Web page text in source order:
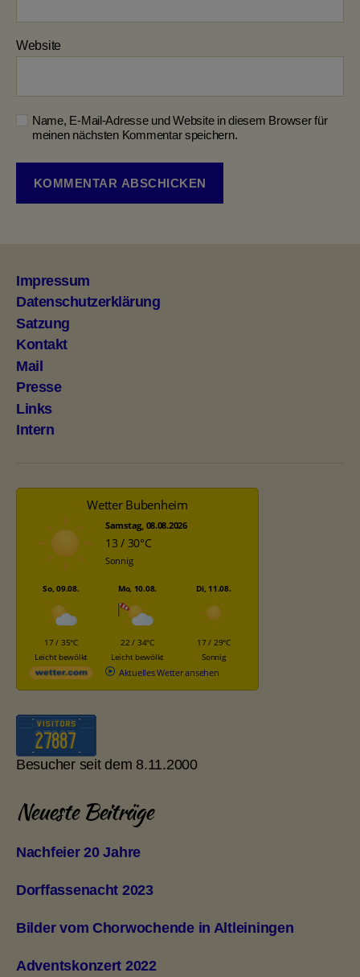
Website
Name, E-Mail-Adresse und Website in diesem Browser für
meinen nächsten Kommentar speichern.
Impressum
Datenschutzerklärung
Satzung
Kontakt
Mail
Presse
Links
Intern
Wetter Bubenheim
Samstag, 08.08.2026
13 / 30°C
Sonnig
So, 09.08.
17 / 35°C
Leicht bewölkt
Mo, 10.08.
22 / 34°C
Leicht bewölkt
Di, 11.08.
17 / 29°C
Sonnig
Aktuelles Wetter ansehen
Besucher seit dem 8.11.2000
Neueste Beiträge
Nachfeier 20 Jahre
Dorffassenacht 2023
Bilder vom Chorwochende in Altleiningen
Adventskonzert 2022